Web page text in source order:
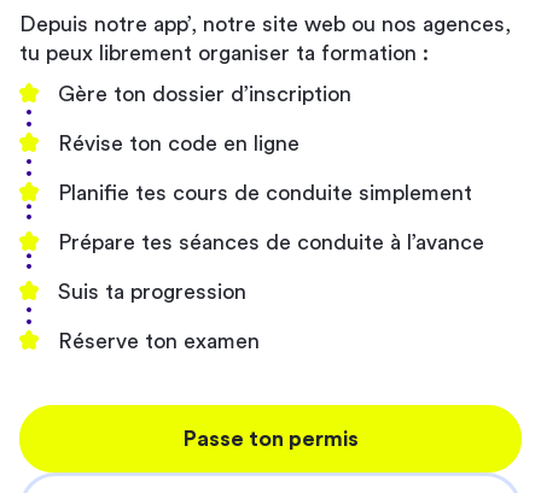
Depuis notre app’, notre site web ou nos agences,
tu peux librement organiser ta formation :
Gère ton dossier d’inscription
Révise ton code en ligne
Planifie tes cours de conduite simplement
Prépare tes séances de conduite à l’avance
Suis ta progression
Réserve ton examen
Passe ton permis